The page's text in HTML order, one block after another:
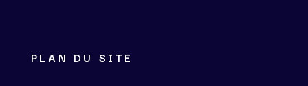
PLAN DU SITE